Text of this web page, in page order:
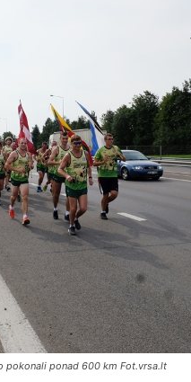
pokonali ponad 600 km Fot.vrsa.lt